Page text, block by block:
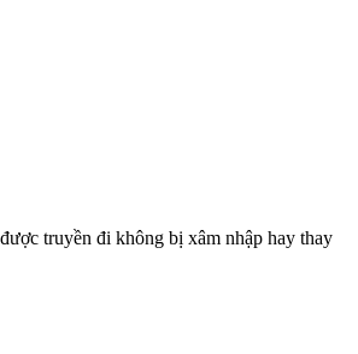
truyền đi không bị xâm nhập hay thay